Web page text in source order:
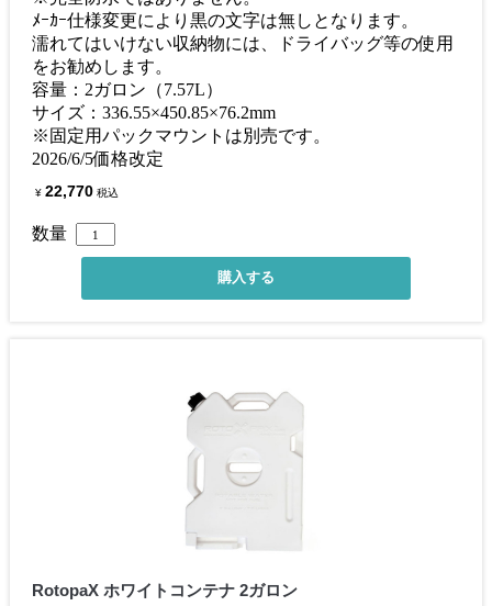
ﾒｰｶｰ仕様変更により黒の文字は無しとなります。
濡れてはいけない収納物には、ドライバッグ等の使用
をお勧めします。
容量：2ガロン（7.57L）
サイズ：336.55×450.85×76.2mm
※固定用パックマウントは別売です。
2026/6/5価格改定
¥ 22,770 税込
数量
RotopaX ホワイトコンテナ 2ガロン